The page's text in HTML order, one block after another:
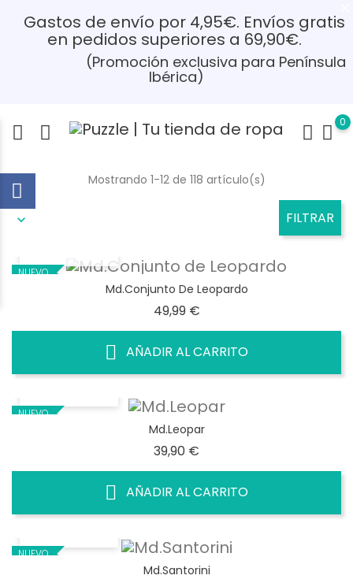
Gastos de envío por 4,95€. Envíos gratis
en pedidos superiores a 69,90€.
(Promoción exclusiva para Península
Ibérica)
0
FILTRAR
Mostrando 1-12 de 118 artículo(s)
NUEVO
Md.Conjunto De Leopardo
49,99 €Precio
AÑADIR AL CARRITO
NUEVO
Md.Leopar
39,90 €
AÑADIR AL CARRITO
NUEVO
Md.Santorini